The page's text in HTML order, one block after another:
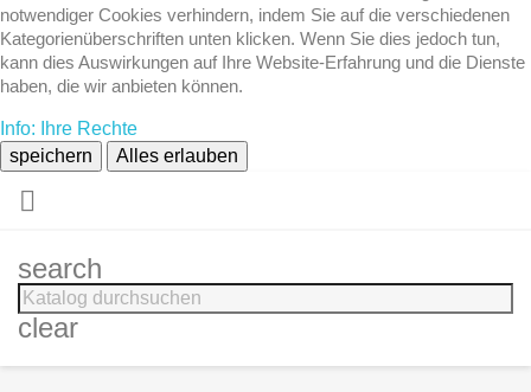
notwendiger Cookies verhindern, indem Sie auf die verschiedenen
Kategorienüberschriften unten klicken. Wenn Sie dies jedoch tun,
kann dies Auswirkungen auf Ihre Website-Erfahrung und die Dienste
haben, die wir anbieten können.
Info: Ihre Rechte
speichern
Alles erlauben

search
clear